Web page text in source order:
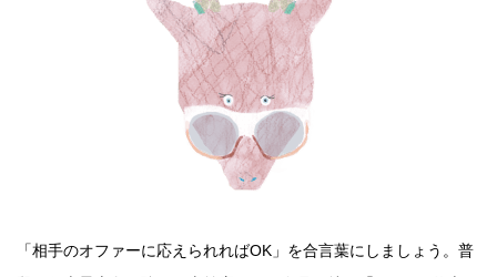
「相手のオファーに応えられればOK」を合言葉にしましょう。普